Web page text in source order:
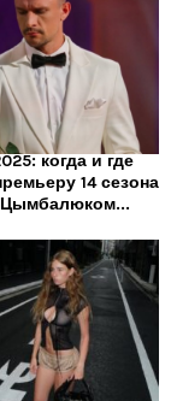
когда и где
14 сезона